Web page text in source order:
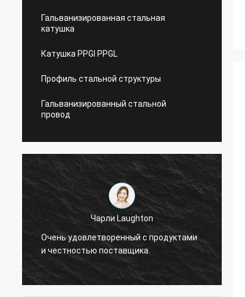
Гальванизированная стальная
катушка
Катушка PPGI PPGL
Профиль стальной структуры
Гальванизированный стальной
провод
Чарли Laughton
Очень удовлетворенный с продуктами
и честностью поставщика.